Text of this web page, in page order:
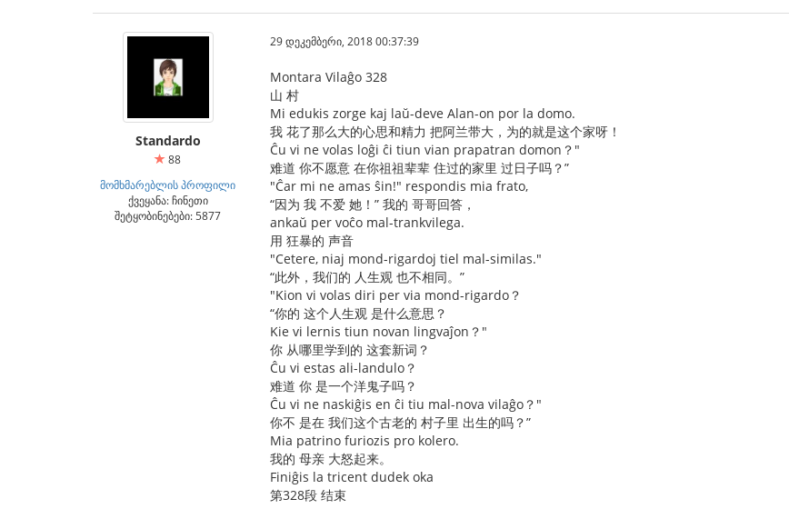
Standardo
88
მომხმარებლის პროფილი
ქვეყანა: ჩინეთი
შეტყობინებები: 5877
29 დეკემბერი, 2018 00:37:39
Montara Vilaĝo 328
山 村
Mi edukis zorge kaj laŭ-deve Alan-on por la domo.
我 花了那么大的心思和精力 把阿兰带大，为的就是这个家呀！
Ĉu vi ne volas loĝi ĉi tiun vian prapatran domon？"
难道 你不愿意 在你祖祖辈辈 住过的家里 过日子吗？”
"Ĉar mi ne amas ŝin!" respondis mia frato,
“因为 我 不爱 她！” 我的 哥哥回答，
ankaŭ per voĉo mal-trankvilega.
用 狂暴的 声音
"Cetere, niaj mond-rigardoj tiel mal-similas."
“此外，我们的 人生观 也不相同。”
"Kion vi volas diri per via mond-rigardo？
“你的 这个人生观 是什么意思？
Kie vi lernis tiun novan lingvaĵon？"
你 从哪里学到的 这套新词？
Ĉu vi estas ali-landulo？
难道 你 是一个洋鬼子吗？
Ĉu vi ne naskiĝis en ĉi tiu mal-nova vilaĝo？"
你不 是在 我们这个古老的 村子里 出生的吗？”
Mia patrino furiozis pro kolero.
我的 母亲 大怒起来。
Finiĝis la tricent dudek oka
第328段 结束